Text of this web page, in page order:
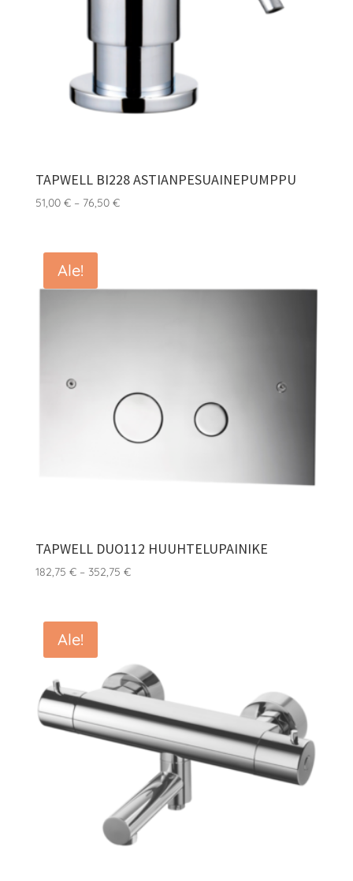
TAPWELL BI228 ASTIANPESUAINEPUMPPU
51,00 € – 76,50 €Hintaluokka:
Ale!
TAPWELL DUO112 HUUHTELUPAINIKE
182,75 € – 352,75 €Hintaluokka:
Ale!